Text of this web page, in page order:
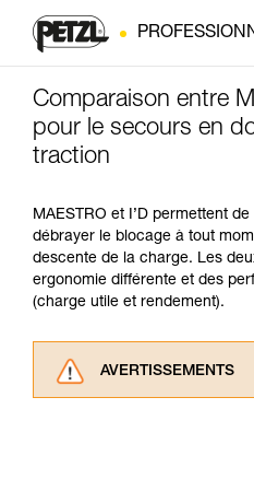
Comparaison entre
pour le secours en
traction
MAESTRO et I’D permettent
débrayer le blocage à tout
descente de la charge. Les
ergonomie différente et des
(charge utile et rendement).
AVERTISSEMENTS